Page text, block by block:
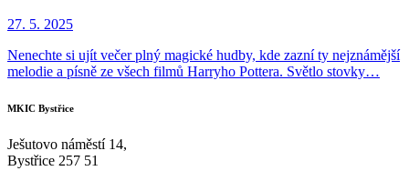
27. 5. 2025
Nenechte si ujít večer plný magické hudby, kde zazní ty nejznámější
melodie a písně ze všech filmů Harryho Pottera. Světlo stovky…
MKIC Bystřice
Ješutovo náměstí 14,
Bystřice 257 51